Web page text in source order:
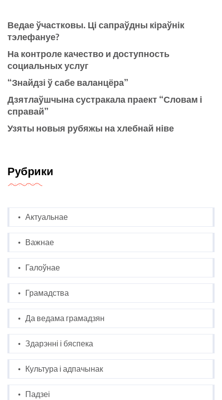
Ведае ўчастковы. Ці сапраўдны кіраўнік
тэлефануе?
На контроле качество и доступность
социальных услуг
“Знайдзі ў сабе валанцёра”
Дзятлаўшчына сустракала праект “Словам і
справай”
Узяты новыя рубяжы на хлебнай ніве
Рубрики
Актуальнае
Важнае
Галоўнае
Грамадства
Да ведама грамадзян
Здарэнні і бяспека
Культура і адпачынак
Падзеі